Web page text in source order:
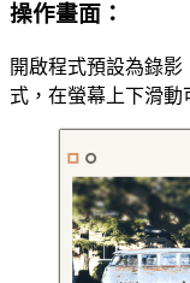
操作畫面：
開啟程式預設為錄
式，在螢幕上下滑動